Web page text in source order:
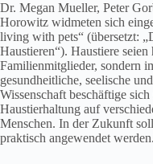
Dr. Megan Mueller, Peter
Horowitz widmeten sich
living with pets“ (übersetzt:
Haustieren“). Haustiere
Familienmitglieder, sondern
gesundheitliche, seelische
Wissenschaft beschäftige
Haustierhaltung auf
Menschen. In der Zukunft
praktisch angewendet werden.